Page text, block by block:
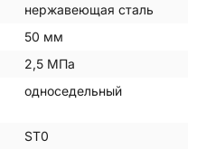
нержавеющая сталь
50 мм
2,5 МПа
односедельный
ST0